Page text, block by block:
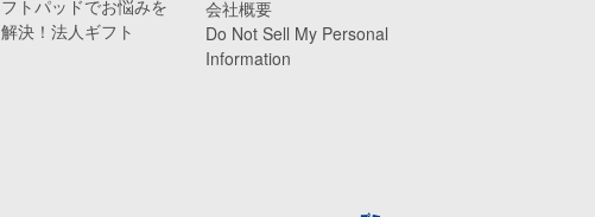
フトパッドでお悩みを
解決！法人ギフト
会社概要
Do Not Sell My Personal
Information